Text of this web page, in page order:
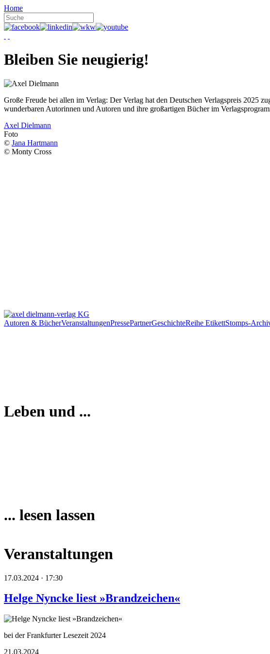
Home
Bleiben Sie neugierig!
Große Freude bei allen im Verlag: Der Verlag hat den Deutschen Verlagspreis 2025
wunderbaren Autorinnen und Autoren und ihre großartigen Bücher im
Axel Dielmann
Foto
© Jana Hartmann
© Monty Cross
Autoren & BücherVeranstaltungenPressePartnerGeschichteReihe EtikettStomps-
Leben und ...
... lesen lassen
Veranstaltungen
17.03.2024 · 17:30
Helge Nyncke liest »Brandzeichen«
bei der Frankfurter Lesezeit 2024
21.03.2024